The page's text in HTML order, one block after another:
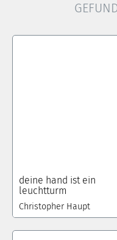
deine hand ist ein
leuchtturm
Christopher Haupt